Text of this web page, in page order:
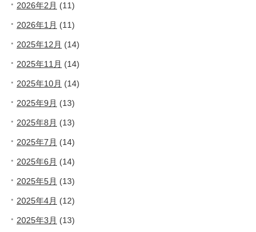
2026年2月 (11)
2026年1月 (11)
2025年12月 (14)
2025年11月 (14)
2025年10月 (14)
2025年9月 (13)
2025年8月 (13)
2025年7月 (14)
2025年6月 (14)
2025年5月 (13)
2025年4月 (12)
2025年3月 (13)